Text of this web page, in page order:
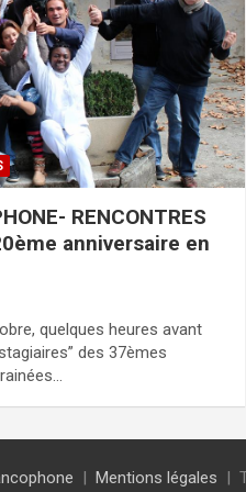
RENCONTRES
anniversaire en
quelques heures avant
des 37èmes
Mentions légales